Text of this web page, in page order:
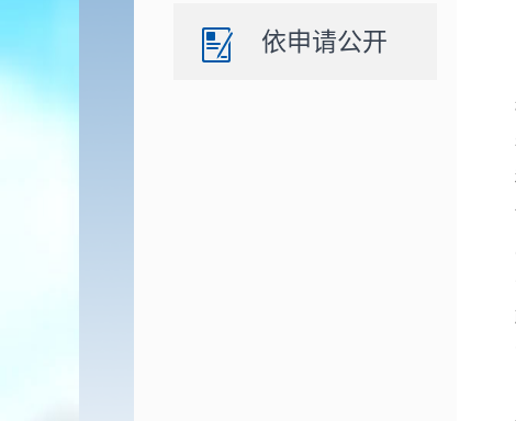
依申请公开